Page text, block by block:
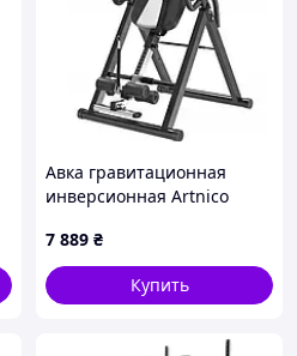
Авка гравитационная
инверсионная Artnico
150 кг черная-белая
7 889 ₴
Купить